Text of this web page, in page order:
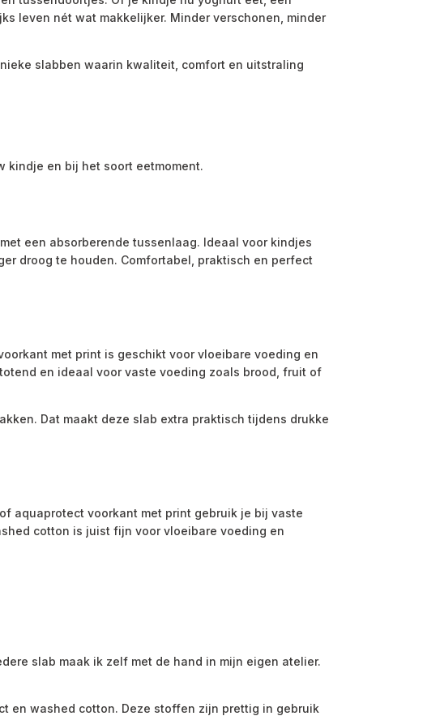
leven nét wat makkelijker. Minder verschonen, minder
slabben waarin kwaliteit, comfort en uitstraling
kindje en bij het soort eetmoment.
een absorberende tussenlaag. Ideaal voor kindjes
droog te houden. Comfortabel, praktisch en perfect
met print is geschikt voor vloeibare voeding en
en ideaal voor vaste voeding zoals brood, fruit of
Dat maakt deze slab extra praktisch tijdens drukke
aquaprotect voorkant met print gebruik je bij vaste
cotton is juist fijn voor vloeibare voeding en
slab maak ik zelf met de hand in mijn eigen atelier.
en washed cotton. Deze stoffen zijn prettig in gebruik